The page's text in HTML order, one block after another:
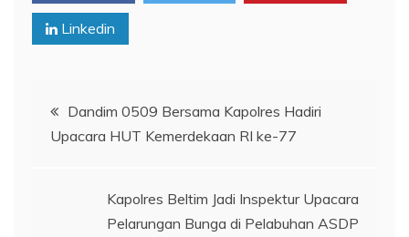
Linkedin
Navigasi
pos
Dandim 0509 Bersama Kapolres Hadiri
Upacara HUT Kemerdekaan RI ke-77
Kapolres Beltim Jadi Inspektur Upacara
Pelarungan Bunga di Pelabuhan ASDP